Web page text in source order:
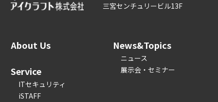
三宮センチュリービル13F
About Us
Service
ITセキュリティ
iSTAFF
News&Topics
ニュース
展示会・セミナー